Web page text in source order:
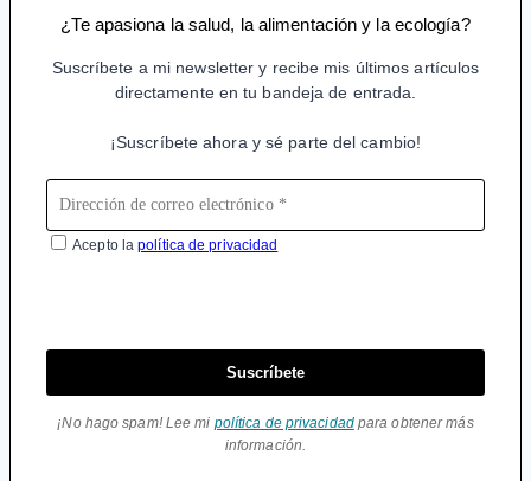
¿Te apasiona la salud, la alimentación y la ecología?
Suscríbete a mi newsletter y recibe mis últimos artículos
directamente en tu bandeja de entrada.
¡Suscríbete ahora y sé parte del cambio!
Acepto lapolítica de privacidad
Suscríbete
¡No hago spam! Lee mi política de privacidadpara obtener más
información.